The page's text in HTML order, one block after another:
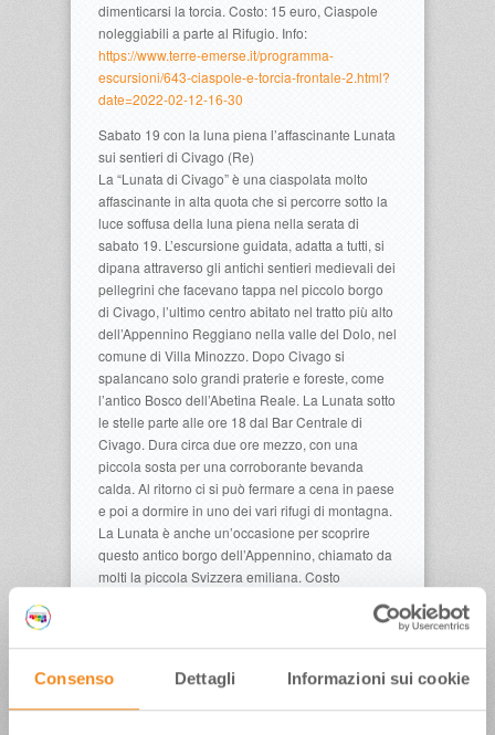
Consenso Dettagli Informazioni sui cookie
dimenticarsi la torcia. Costo: 15 euro, Ciaspole
noleggiabili a parte al Rifugio. Info:
https://www.terre-emerse.it/programma-
escursioni/643-ciaspole-e-torcia-frontale-2.html?
date=2022-02-12-16-30
Sabato 19 con la luna piena l’affascinante Lunata
sui sentieri di Civago (Re)
La “Lunata di Civago” è una ciaspolata molto
affascinante in alta quota che si percorre sotto la
luce soffusa della luna piena nella serata di
sabato 19. L’escursione guidata, adatta a tutti, si
dipana attraverso gli antichi sentieri medievali dei
pellegrini che facevano tappa nel piccolo borgo
di Civago, l’ultimo centro abitato nel tratto più alto
dell’Appennino Reggiano nella valle del Dolo, nel
comune di Villa Minozzo. Dopo Civago si
spalancano solo grandi praterie e foreste, come
l’antico Bosco dell’Abetina Reale. La Lunata sotto
le stelle parte alle ore 18 dal Bar Centrale di
Civago. Dura circa due ore mezzo, con una
piccola sosta per una corroborante bevanda
calda. Al ritorno ci si può fermare a cena in paese
e poi a dormire in uno dei vari rifugi di montagna.
La Lunata è anche un’occasione per scoprire
questo antico borgo dell’Appennino, chiamato da
molti la piccola Svizzera emiliana. Costo
Week-end di San Valentino sugli sci sul
Comprensorio del Cimone (Mo)